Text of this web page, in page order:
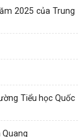
2025 của Trung
Tiểu học Quốc
Quang